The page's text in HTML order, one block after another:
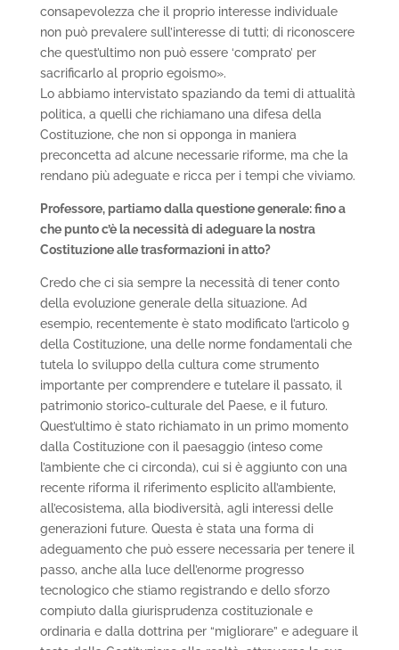
consapevolezza che il proprio interesse individuale
non può prevalere sull’interesse di tutti; di riconoscere
che quest’ultimo non può essere ‘comprato’ per
sacrificarlo al proprio egoismo».
Lo abbiamo intervistato spaziando da temi di attualità
politica, a quelli che richiamano una difesa della
Costituzione, che non si opponga in maniera
preconcetta ad alcune necessarie riforme, ma che la
rendano più adeguate e ricca per i tempi che viviamo.
Professore, partiamo dalla questione generale: fino a
che punto c’è la necessità di adeguare la nostra
Costituzione alle trasformazioni in atto?
Credo che ci sia sempre la necessità di tener conto
della evoluzione generale della situazione. Ad
esempio, recentemente è stato modificato l’articolo 9
della Costituzione, una delle norme fondamentali che
tutela lo sviluppo della cultura come strumento
importante per comprendere e tutelare il passato, il
patrimonio storico-culturale del Paese, e il futuro.
Quest’ultimo è stato richiamato in un primo momento
dalla Costituzione con il paesaggio (inteso come
l’ambiente che ci circonda), cui si è aggiunto con una
recente riforma il riferimento esplicito all’ambiente,
all’ecosistema, alla biodiversità, agli interessi delle
generazioni future. Questa è stata una forma di
adeguamento che può essere necessaria per tenere il
passo, anche alla luce dell’enorme progresso
tecnologico che stiamo registrando e dello sforzo
compiuto dalla giurisprudenza costituzionale e
ordinaria e dalla dottrina per “migliorare” e adeguare il